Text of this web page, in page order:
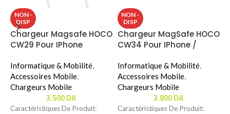
NON -
DISP
Chargeur Magsafe HOCO
CW29 Pour IPhone
Informatique & Mobilité,
Accessoires Mobile,
Chargeurs Mobile
3.500DA
Caractéristiques De Produit:
NON -
DISP
Chargeur MagSafe HOCO
CW34 Pour IPhone /
Informatique & Mobilité,
Accessoires Mobile,
Chargeurs Mobile
3.800DA
Caractéristiques De Produit: